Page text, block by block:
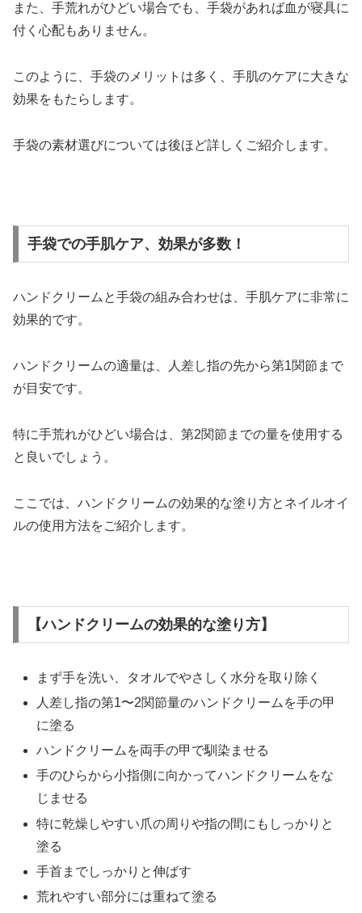
また、手荒れがひどい場合でも、手袋があれば血が寝具に
付く心配もありません。
このように、手袋のメリットは多く、手肌のケアに大きな
効果をもたらします。
手袋の素材選びについては後ほど詳しくご紹介します。
手袋での手肌ケア、効果が多数！
ハンドクリームと手袋の組み合わせは、手肌ケアに非常に
効果的です。
ハンドクリームの適量は、人差し指の先から第1関節まで
が目安です。
特に手荒れがひどい場合は、第2関節までの量を使用する
と良いでしょう。
ここでは、ハンドクリームの効果的な塗り方とネイルオイ
ルの使用方法をご紹介します。
【ハンドクリームの効果的な塗り方】
まず手を洗い、タオルでやさしく水分を取り除く
人差し指の第1〜2関節量のハンドクリームを手の甲
に塗る
ハンドクリームを両手の甲で馴染ませる
手のひらから小指側に向かってハンドクリームをな
じませる
特に乾燥しやすい爪の周りや指の間にもしっかりと
塗る
手首までしっかりと伸ばす
荒れやすい部分には重ねて塗る